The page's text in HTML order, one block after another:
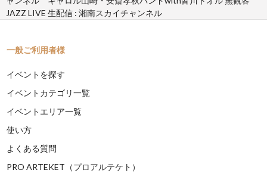
JAZZ LIVE 生配信 : 湘南スカイチャンネル
一般ご利用者様
イベントを探す
イベントカテゴリ一覧
イベントエリア一覧
使い方
よくある質問
PRO ARTEKET（プロアルテケト）